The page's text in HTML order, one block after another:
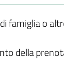
famiglia o
della